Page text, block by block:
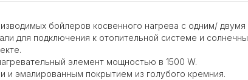
бойлеров косвенного нагрева с одним/
для подключения к отопительной системе и
элемент мощностью в 1500 W.
и эмалированным покрытием из голубого кремния.